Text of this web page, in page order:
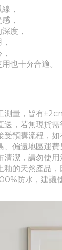
，
，
度，
也十分合適。
測量，皆有
送，若無現貨
受預購流程，如
、偏遠地區運
潔，請勿使用
釉的天然產品
防水，建議